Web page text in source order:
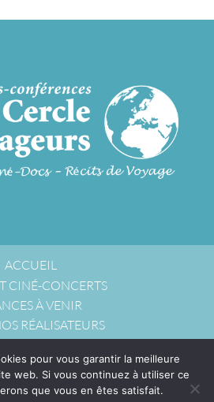
ACCUEIL
CINÉ-CONCERTS
À VENIR
RÉALISATEURS
CONTACTER
CONFIDENTIALITÉ
pour vous garantir la meilleure
web. Si vous continuez à utiliser ce
que vous en êtes satisfait.